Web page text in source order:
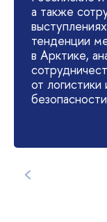
а также
тенденции
в Арктике,
от